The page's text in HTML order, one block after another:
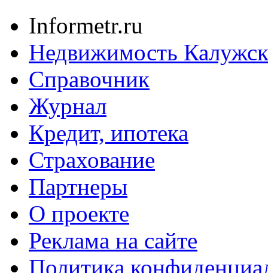
Informetr.ru
Недвижимость
Справочник
Журнал
Кредит, ипотека
Страхование
Партнеры
O проекте
Реклама на сайте
Политика